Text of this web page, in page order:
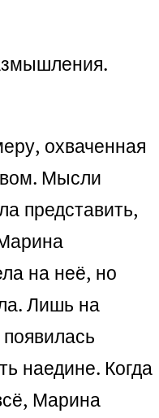
охваченная
Мысли
представить,
на неё, но
Лишь на
наедине. Когда
Марина